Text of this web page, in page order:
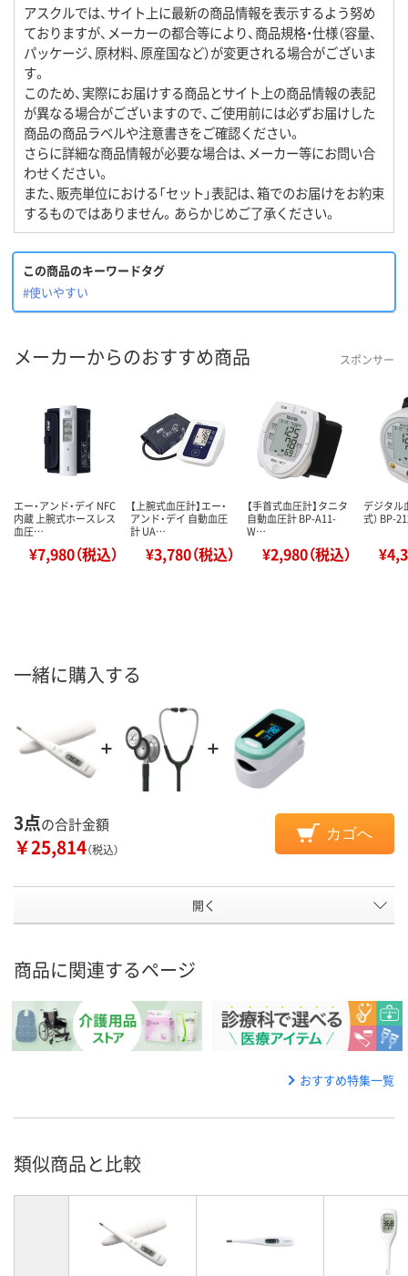
アスクルでは、サイト上に最新の商品情報を表示するよう努め
ておりますが、メーカーの都合等により、商品規格・仕様（容量、
パッケージ、原材料、原産国など）が変更される場合がございま
す。
このため、実際にお届けする商品とサイト上の商品情報の表記
が異なる場合がございますので、ご使用前には必ずお届けした
商品の商品ラベルや注意書きをご確認ください。
さらに詳細な商品情報が必要な場合は、メーカー等にお問い合
わせください。
また、販売単位における「セット」表記は、箱でのお届けをお約束
するものではありません。あらかじめご了承ください。
この商品のキーワードタグ
#使いやすい
メーカーからのおすすめ商品 スポンサー
エー・アンド・デイ NFC
内蔵 上腕式ホースレス
血圧…
¥7,980（税込）
【上腕式血圧計】エー・
アンド・デイ 自動血圧
計 UA…
¥3,780（税込）
【手首式血圧計】タニタ
自動血圧計 BP-A11-
W…
¥2,980（税込）
デジタル
式） BP-
一緒に購入する
3点の合計金額
￥25,814（税込）
カゴへ
開く
商品に関連するページ
おすすめ特集一覧
類似商品と比較